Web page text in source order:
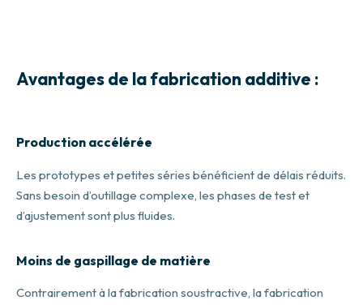
Avantages de la fabrication additive :
Production accélérée
Les prototypes et petites séries bénéficient de délais réduits.
Sans besoin d’outillage complexe, les phases de test et
d’ajustement sont plus fluides.
Moins de gaspillage de matière
Contrairement à la fabrication soustractive, la fabrication